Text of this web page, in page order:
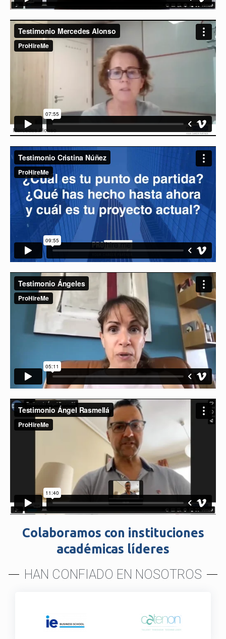
Colaboramos con instituciones
académicas líderes
HAN CONFIADO EN NOSOTROS